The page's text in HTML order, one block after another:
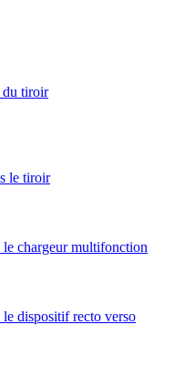
du tiroir
le tiroir
le chargeur multifonction
dispositif recto verso